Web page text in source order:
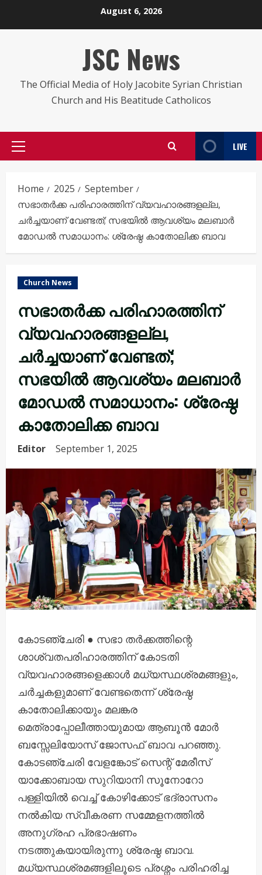
August 6, 2026
JSC News
The Official Media of Holy Jacobite Syrian Christian
Church and His Beatitude Catholicos
Primary
LIVE
Home 2025
September
സഭാതർക്ക പരിഹാരത്തിന് വ്യവഹാരങ്ങളല്ല,
ചർച്ചയാണ് വേണ്ടത്; സഭയിൽ ആവശ്യം മലബാർ
മോഡൽ സമാധാനം: ശ്രേഷ്ഠ കാതോലിക്ക ബാവ
Church News
സഭാതർക്ക പരിഹാരത്തിന്
വ്യവഹാരങ്ങളല്ല,
ചർച്ചയാണ് വേണ്ടത്;
സഭയിൽ ആവശ്യം മലബാർ
മോഡൽ സമാധാനം: ശ്രേഷ്ഠ
കാതോലിക്ക ബാവ
Editor September 1, 2025
കോടഞ്ചേരി ● സഭാ തർക്കത്തിന്റെ
ശാശ്വതപരിഹാരത്തിന് കോടതി
വ്യവഹാരങ്ങളെക്കാൾ മധ്യസ്ഥശ്രമങ്ങളും,
ചർച്ചകളുമാണ് വേണ്ടതെന്ന് ശ്രേഷ്ഠ
കാതോലിക്കായും മലങ്കര
മെത്രാപ്പോലീത്തായുമായ ആബൂൻ മോർ
ബസ്സേലിയോസ് ജോസഫ് ബാവ പറഞ്ഞു.
കോടഞ്ചേരി വേളങ്കോട് സെന്റ് മേരീസ്
യാക്കോബായ സുറിയാനി സൂനോറോ
പള്ളിയിൽ വെച്ച് കോഴിക്കോട് ഭദ്രാസനം
നൽകിയ സ്വീകരണ സമ്മേളനത്തിൽ
അനുഗ്രഹ പ്രഭാഷണം
നടത്തുകയായിരുന്നു ശ്രേഷ്ഠ ബാവ.
മധ്യസ്ഥശ്രമങ്ങളിലൂടെ പ്രശ്നം പരിഹരിച്ച